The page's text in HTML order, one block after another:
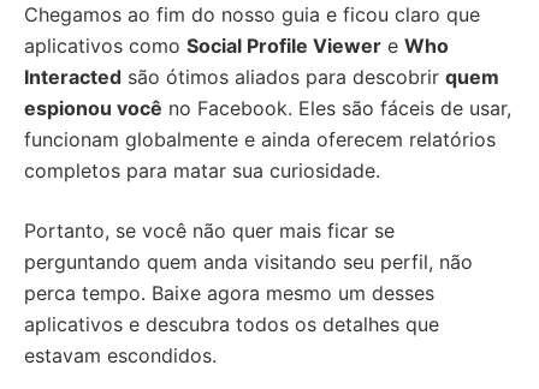
Chegamos ao fim do nosso guia e ficou claro que
aplicativos como Social Profile Viewer e Who
Interacted são ótimos aliados para descobrir quem
espionou você no Facebook. Eles são fáceis de usar,
funcionam globalmente e ainda oferecem relatórios
completos para matar sua curiosidade.
Portanto, se você não quer mais ficar se
perguntando quem anda visitando seu perfil, não
perca tempo. Baixe agora mesmo um desses
aplicativos e descubra todos os detalhes que
estavam escondidos.